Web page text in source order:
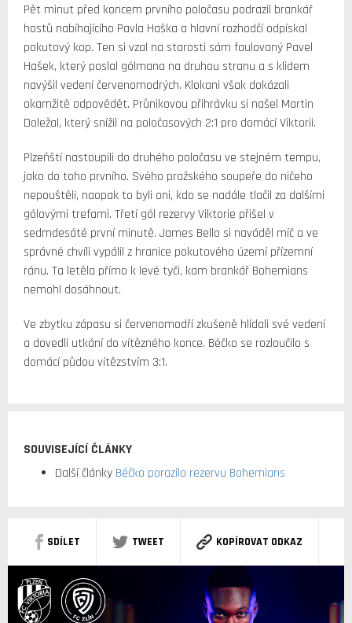
Pět minut před koncem prvního poločasu podrazil brankář
hostů nabíhajícího Pavla Haška a hlavní rozhodčí odpískal
pokutový kop. Ten si vzal na starosti sám faulovaný Pavel
Hašek, který poslal gólmana na druhou stranu a s klidem
navýšil vedení červenomodrých. Klokani však dokázali
okamžitě odpovědět. Průnikovou přihrávku si našel Martin
Doležal, který snížil na poločasových 2:1 pro domácí Viktorii.
Plzeňští nastoupili do druhého poločasu ve stejném tempu,
jako do toho prvního. Svého pražského soupeře do ničeho
nepouštěli, naopak to byli oni, kdo se nadále tlačil za dalšími
gólovými trefami. Třetí gól rezervy Viktorie přišel v
sedmdesáté první minutě. James Bello si naváděl míč a ve
správné chvíli vypálil z hranice pokutového území přízemní
ránu. Ta letěla přímo k levé tyči, kam brankář Bohemians
nemohl dosáhnout.
Ve zbytku zápasu si červenomodří zkušeně hlídali své vedení
a dovedli utkání do vítězného konce. Béčko se rozloučilo s
domácí půdou vítězstvím 3:1.
SOUVISEJÍCÍ ČLÁNKY
Další články Béčko porazilo rezervu Bohemians
SDÍLET TWEET KOPÍROVAT ODKAZ